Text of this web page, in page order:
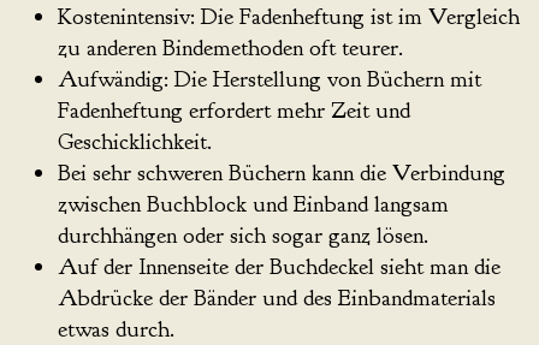
Kostenintensiv: Die Fadenheftung ist im Vergleich
zu anderen Bindemethoden oft teurer.
Aufwändig: Die Herstellung von Büchern mit
Fadenheftung erfordert mehr Zeit und
Geschicklichkeit.
Bei sehr schweren Büchern kann die Verbindung
zwischen Buchblock und Einband langsam
durchhängen oder sich sogar ganz lösen.
Auf der Innenseite der Buchdeckel sieht man die
Abdrücke der Bänder und des Einbandmaterials
etwas durch.